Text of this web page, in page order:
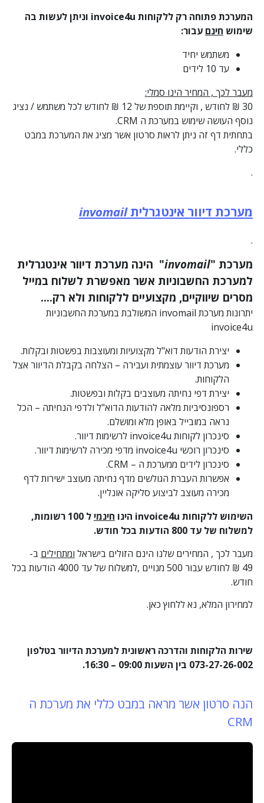
המערכת פתוחה רק ללקוחות invoice4u וניתן לעשות בה
שימוש חינם עבור:
משתמש יחיד
עד 10 לידים
מעבר לכך , המחיר הינו סמלי:
30 ₪ לחודש , וקיימת תוספת של 12 ₪ לחודש לכל משתמש / נציג
נוסף העושה שימוש במערכת ה CRM.
בתחתית דף זה ניתן לראות סרטון אשר מציג את המערכת במבט
כללי.
.
מערכת דיוור אינטגרליתinvomail
.
מערכת "invomail" הינה מערכת דיוור אינטגרלית
למערכת החשבוניות אשר מאפשרת לשלוח במייל
מסרים שיווקיים, מקצועיים ללקוחות ולא רק….
יתרונות מערכת invomail המשולבת במערכת החשבוניות
invoice4u
יצירת הודעות דוא"ל מקצועיות ומעוצבות בפשטות ובקלות.
מערכת דיוור עוצמתית ועבירה – הצלחה בקבלת הדיוור אצל
הלקוחות.
יצירת דפי נחיתה מעוצבים בקלות ובפשטות.
רספונסיביות מלאה להודעות הדוא"ל ולדפי הנחיתה – הכל
נראה במובייל באופן מלא ומושלם.
סינכרון לקוחות invoice4u לרשימות דיוור.
סינכרון רוכשי invoice4u מדפי מכירה לרשימות דיוור.
סינכרון לידים ממערכת ה – CRM.
אפשרות העברת הגולשים מדף נחיתה מעוצב ישירות לדף
מכירה מעוצב לביצוע סליקה אונליין.
השימוש ללקוחות invoice4u הינו חינמי
ל 100 רשומות,
למשלוח של עד 800 הודעות בכל חודש.
מעבר לכך , המחירים שלנו הינם הזולים בישראל ומתחילים ב-
49 ₪ לחודש עבור 500 מנויים ,למשלוח של עד 4000 הודעות בכל
חודש.
למחירון המלא, נא ללחוץ כאן.
שירות הלקוחות והדרכה ראשונית למערכת הדיוור בטלפון
073-27-26-002 בין השעות 09:00 – 16:30.
הנה סרטון אשר מראה במבט כללי את מערכת ה
CRM